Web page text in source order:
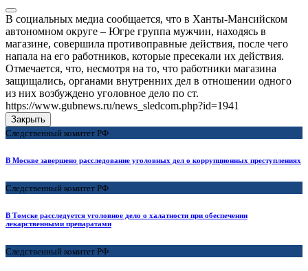
В социальных медиа сообщается, что в Ханты-Мансийском
автономном округе – Югре группа мужчин, находясь в
магазине, совершила противоправные действия, после чего
напала на его работников, которые пресекали их действия.
Отмечается, что, несмотря на то, что работники магазина
защищались, органами внутренних дел в отношении одного
из них возбуждено уголовное дело по ст.
https://www.gubnews.ru/news_sledcom.php?id=1941
Закрыть
Следственный комитет РФ
В Москве завершено расследование уголовных дел о коррупционных преступлениях
Следственный комитет РФ
В Томске расследуется уголовное дело о халатности при обеспечении
лекарственными препаратами
Следственный комитет РФ